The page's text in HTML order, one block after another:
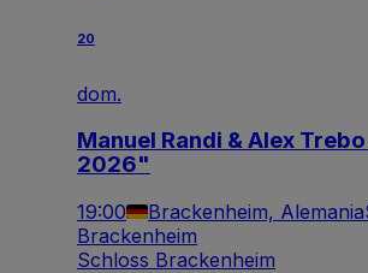
20
dom.
Manuel Randi & Alex
2026"
19:00 Brackenheim, Alemania
Brackenheim
Schloss Brackenheim